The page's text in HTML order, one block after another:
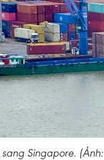
Singapore. (Ảnh: